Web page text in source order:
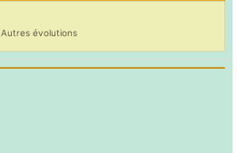
Autres évolutions